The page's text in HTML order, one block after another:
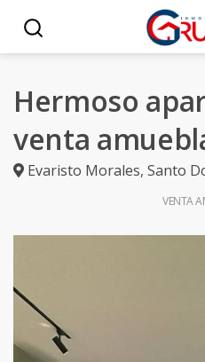
Hermoso
venta
Evaristo Morales, Santo
VENTA